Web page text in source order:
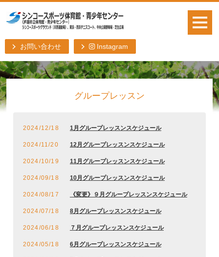
お問い合わせ Instagram
グループレッスン
2024/12/18 1月グループレッスンスケジュール
2024/11/20 12月グループレッスンスケジュール
2024/10/19 11月グループレッスンスケジュール
2024/09/18 10月グループレッスンスケジュール
2024/08/17 《変更》９月グループレッスンスケジュール
2024/07/18 8月グループレッスンスケジュール
2024/06/18 ７月グループレッスンスケジュール
2024/05/18 6月グループレッスンスケジュール